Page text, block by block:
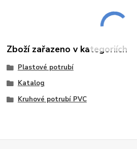
Zboží zařazeno v kategoriích
Plastové potrubí
Katalog
Kruhové potrubí PVC